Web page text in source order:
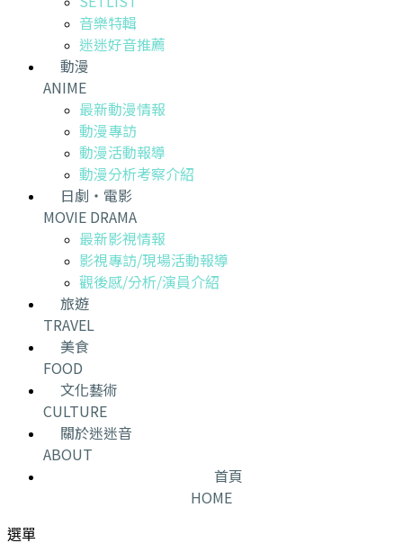
音樂特輯
迷迷好音推薦
動漫
ANIME
最新動漫情報
動漫專訪
動漫活動報導
動漫分析考察介紹
日劇・電影
MOVIE DRAMA
最新影視情報
影視專訪/現場活動報導
觀後感/分析/演員介紹
旅遊
TRAVEL
美食
FOOD
文化藝術
CULTURE
關於迷迷音
ABOUT
首頁
HOME
選單